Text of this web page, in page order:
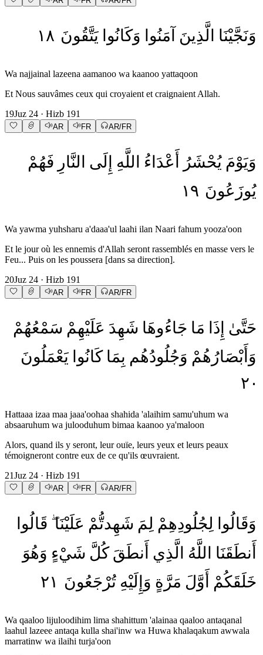
وَنَجَّيْنَا الَّذِينَ آمَنُوا وَكَانُوا يَتَّقُونَ ١٨
Wa najjainal lazeena aamanoo wa kaanoo yattaqoon
Et Nous sauvâmes ceux qui croyaient et craignaient Allah.
19Juz 24 · Hizb 191
AR FR AR/FR
وَيَوْمَ يُحْشَرُ أَعْدَاءُ اللَّهِ إِلَى النَّارِ فَهُمْ
يُوزَعُونَ ١٩
Wa yawma yuhsharu a'daaa'ul laahi ilan Naari fahum yooza'oon
Et le jour où les ennemis d'Allah seront rassemblés en masse vers le
Feu... Puis on les poussera [dans sa direction].
20Juz 24 · Hizb 191
AR FR AR/FR
حَتَّىٰ إِذَا مَا جَاءُوهَا شَهِدَ عَلَيْهِمْ سَمْعُهُمْ
وَأَبْصَارُهُمْ وَجُلُودُهُم بِمَا كَانُوا يَعْمَلُونَ
٢٠
Hattaaa izaa maa jaaa'oohaa shahida 'alaihim samu'uhum wa
absaaruhum wa julooduhum bimaa kaanoo ya'maloon
Alors, quand ils y seront, leur ouïe, leurs yeux et leurs peaux
témoigneront contre eux de ce qu'ils œuvraient.
21Juz 24 · Hizb 191
AR FR AR/FR
وَقَالُوا لِجُلُودِهِمْ لِمَ شَهِدتُّمْ عَلَيْنَا قَالُوا
أَنطَقَنَا
اللَّهُ الَّذِي أَنطَقَ كُلَّ شَيْءٍ وَهُوَ
خَلَقَكُمْ
أَوَّلَ مَرَّةٍ وَإِلَيْهِ تُرْجَعُونَ ٢١
Wa qaaloo lijuloodihim lima shahittum 'alainaa qaaloo antaqanal
laahul lazeee antaqa kulla shai'inw wa Huwa khalaqakum awwala
marratinw wa ilaihi turja'oon